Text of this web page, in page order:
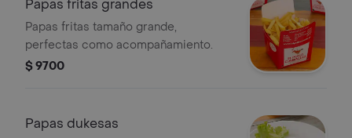
Papas fritas grandes
Papas fritas tamaño grande,
perfectas como acompañamiento.
$ 9700
Papas dukesas